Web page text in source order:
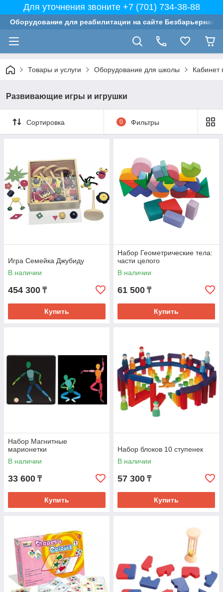
Для уточнения звоните +7 (701) 734-38-88
Оборудование для реабилитации на сайте Безбарьерная
Товары и услуги Оборудование для школы Кабинет
Развивающие игры и игрушки
Сортировка 0 Фильтры
Игра Семейка Джубиду
В наличии
454 300 ₸
Купить
Набор Геометрические тела:
части целого
В наличии
61 500 ₸
Купить
Набор Магнитные
марионетки
В наличии
33 600 ₸
Купить
Набор блоков 10 ступенек
В наличии
57 300 ₸
Купить